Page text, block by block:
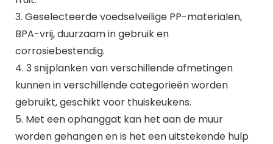
3. Geselecteerde voedselveilige PP-materialen,
BPA-vrij, duurzaam in gebruik en
corrosiebestendig.
4. 3 snijplanken van verschillende afmetingen
kunnen in verschillende categorieën worden
gebruikt, geschikt voor thuiskeukens.
5. Met een ophanggat kan het aan de muur
worden gehangen en is het een uitstekende hulp